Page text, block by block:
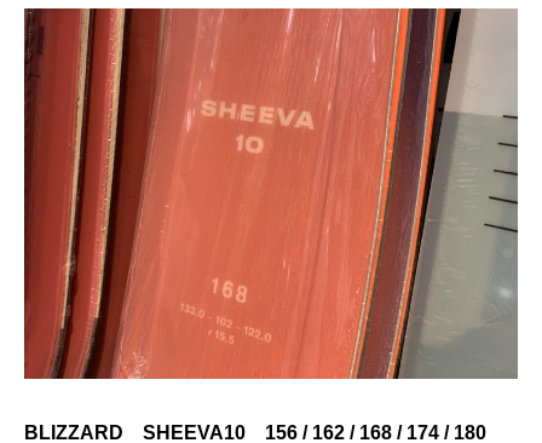
BLIZZARD SHEEVA10 156 / 162 / 168 / 174 / 180